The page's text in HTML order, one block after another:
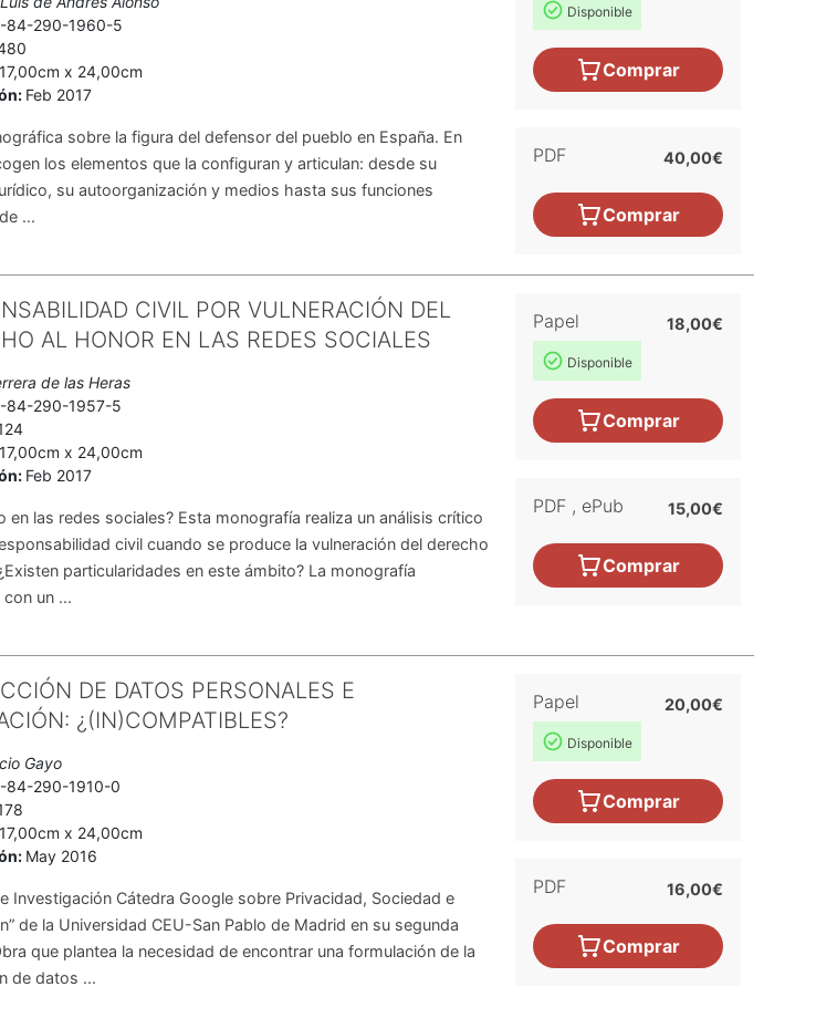
84-290-1960-5
17,00cm x 24,00cm
Feb 2017
sobre la figura del defensor del pueblo en España. En
los elementos que la configuran y articulan: desde su
su autoorganización y medios hasta sus funciones
...
Disponible
Comprar
PDF 40,00€
Comprar
CIVIL POR VULNERACIÓN DEL
AL HONOR EN LAS REDES SOCIALES
de las Heras
84-290-1957-5
17,00cm x 24,00cm
Feb 2017
en las redes sociales? Esta monografía realiza un análisis crítico
civil cuando se produce la vulneración del derecho
particularidades en este ámbito? La monografía
un ...
Papel
Disponible
18,00€
Comprar
PDF , ePub 15,00€
Comprar
DE DATOS PERSONALES E
¿(IN)COMPATIBLES?
Gayo
84-290-1910-0
17,00cm x 24,00cm
May 2016
Investigación Cátedra Google sobre Privacidad, Sociedad e
de la Universidad CEU-San Pablo de Madrid en su segunda
que plantea la necesidad de encontrar una formulación de la
de datos ...
Papel
Disponible
20,00€
Comprar
PDF 16,00€
Comprar